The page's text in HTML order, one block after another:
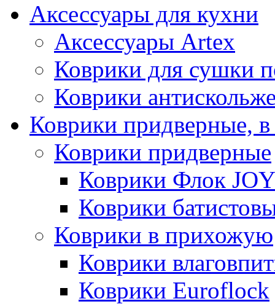
Аксессуары для кухни
Аксессуары Artex
Коврики для сушки
Коврики
Коврики придверные,
Коврики придверные
Коврики Флок
Коврики
Коврики в прихожую
Коврики
Коврики Euroflock